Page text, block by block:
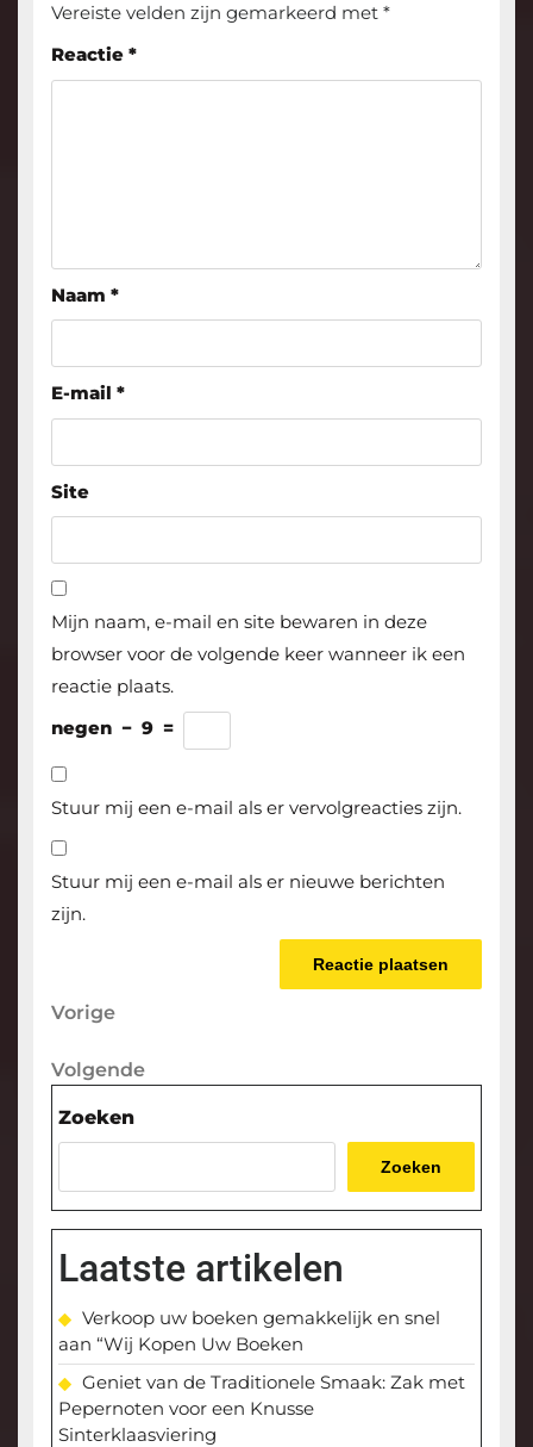
Vereiste velden zijn gemarkeerd met *
Reactie *
Naam *
E-mail *
Site
Mijn naam, e-mail en site bewaren in deze
browser voor de volgende keer wanneer ik een
reactie plaats.
negen − 9 =
Stuur mij een e-mail als er vervolgreacties zijn.
Stuur mij een e-mail als er nieuwe berichten
zijn.
Berichtnavigatie
Vorige
Vorige
Volgende
Volgende
Zoeken
Zoeken
Laatste artikelen
Verkoop uw boeken gemakkelijk en snel
aan “Wij Kopen Uw Boeken
Geniet van de Traditionele Smaak: Zak met
Pepernoten voor een Knusse
Sinterklaasviering